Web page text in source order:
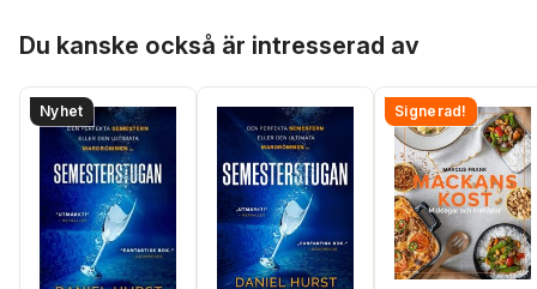
Du kanske också är intresserad av
Nyhet Signerad!